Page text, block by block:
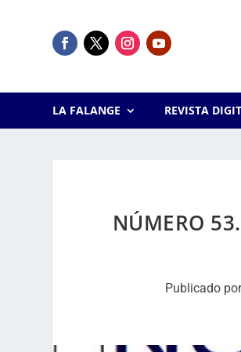
LA FALANGE REVISTA
NÚMERO
Publicado